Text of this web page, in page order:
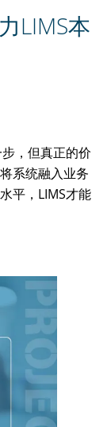
LIMS本
，但真正的价
系统融入业务
平，LIMS才能